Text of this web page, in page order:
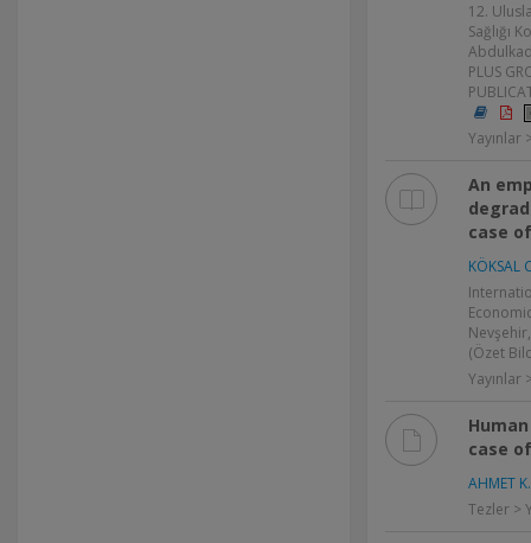
12.
Sağlığı
PLUS
Yayınlar
An
case
KÖKSAL
(Özet
Yayınlar
case
AHMET K.
Tezler >